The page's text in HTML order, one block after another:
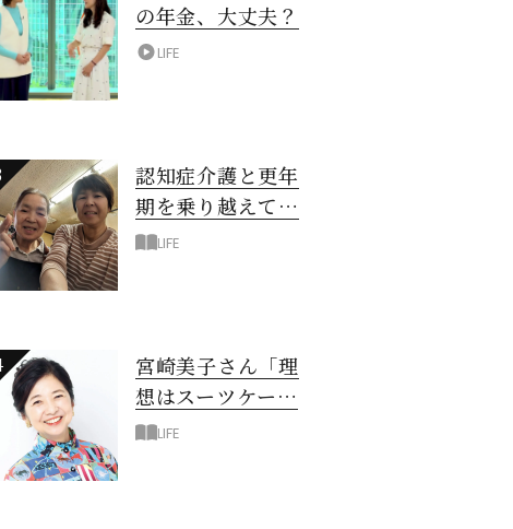
の年金、大丈夫？
LIFE
認知症介護と更年
期を乗り越えて！
6年の「通い介
LIFE
宮崎美子さん「理
想はスーツケース
一つでどこへでも
LIFE